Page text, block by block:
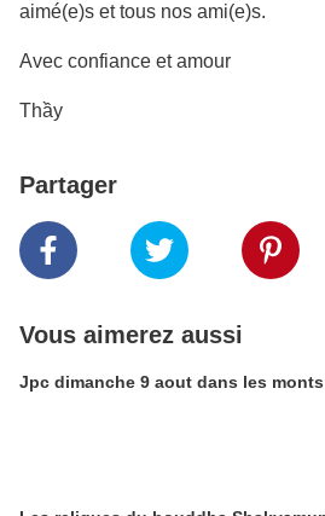
aimé(e)s et tous nos ami(e)s.
Avec confiance et amour
Thầy
Partager
Vous aimerez aussi
Jpc dimanche 9 aout dans les